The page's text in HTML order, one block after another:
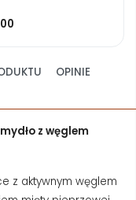
OPINIE
z węglem
z aktywnym węglem